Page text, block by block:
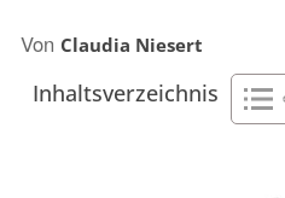
AKTIVREISEN & OUTDOOR
Von Claudia Niesert
Inhaltsverzeichnis